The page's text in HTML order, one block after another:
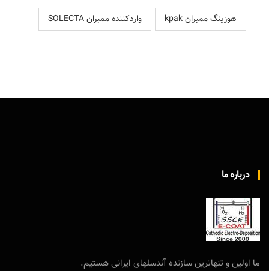
هوزینگ ممبران kpak
واردکننده ممبران SOLECTA
درباره ما
ما اولین و تنهاترین سازنده آندسلهای ایرانی هستیم.